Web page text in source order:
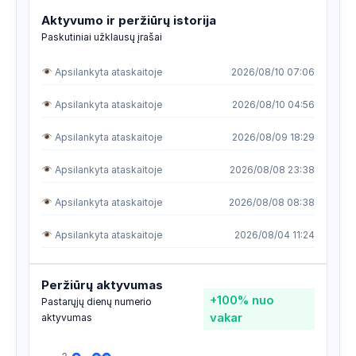
Aktyvumo ir peržiūrų istorija
Paskutiniai užklausų įrašai
Apsilankyta ataskaitoje 2026/08/10 07:06
Apsilankyta ataskaitoje 2026/08/10 04:56
Apsilankyta ataskaitoje 2026/08/09 18:29
Apsilankyta ataskaitoje 2026/08/08 23:38
Apsilankyta ataskaitoje 2026/08/08 08:38
Apsilankyta ataskaitoje 2026/08/04 11:24
Apsilankyta ataskaitoje 2026/08/04 03:45
Apsilankyta ataskaitoje 2026/08/03 10:33
Peržiūrų aktyvumas
Pastarųjų dienų numerio
aktyvumas
+100% nuo
vakar